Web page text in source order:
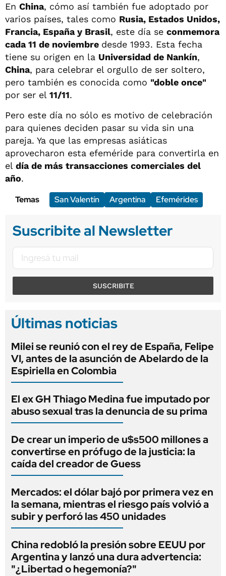
En China, cómo así también fue adoptado por
varios países, tales como Rusia, Estados Unidos,
Francia, España y Brasil, este día se conmemora
cada 11 de noviembre desde 1993. Esta fecha
tiene su origen en la Universidad de Nankín,
China, para celebrar el orgullo de ser soltero,
pero también es conocida como "doble once"
por ser el 11/11.
Pero este día no sólo es motivo de celebración
para quienes deciden pasar su vida sin una
pareja. Ya que las empresas asiáticas
aprovecharon esta efeméride para convertirla en
el día de más transacciones comerciales del
año.
Temas
San Valentín Argentina Efemérides
Suscribite al Newsletter
SUSCRIBITE
Últimas noticias
Milei se reunió con el rey de España, Felipe
VI, antes de la asunción de Abelardo de la
Espiriella en Colombia
El ex GH Thiago Medina fue imputado por
abuso sexual tras la denuncia de su prima
De crear un imperio de u$s500 millones a
convertirse en prófugo de la justicia: la
caída del creador de Guess
Mercados: el dólar bajó por primera vez en
la semana, mientras el riesgo país volvió a
subir y perforó las 450 unidades
China redobló la presión sobre EEUU por
Argentina y lanzó una dura advertencia:
"¿Libertad o hegemonía?"